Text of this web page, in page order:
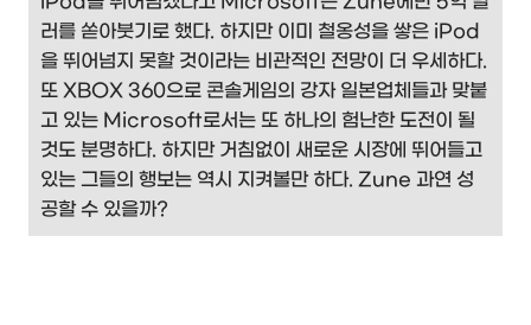
러를 쏟아붓기로 했다. 하지만 이미 철옹성을 쌓은 iPod
을 뛰어넘지 못할 것이라는 비관적인 전망이 더 우세하다.
또 XBOX 360으로 콘솔게임의 강자 일본업체들과 맞붙
고 있는 Microsoft로서는 또 하나의 험난한 도전이 될
것도 분명하다. 하지만 거침없이 새로운 시장에 뛰어들고
있는 그들의 행보는 역시 지켜볼만 하다. Zune 과연 성
공할 수 있을까?